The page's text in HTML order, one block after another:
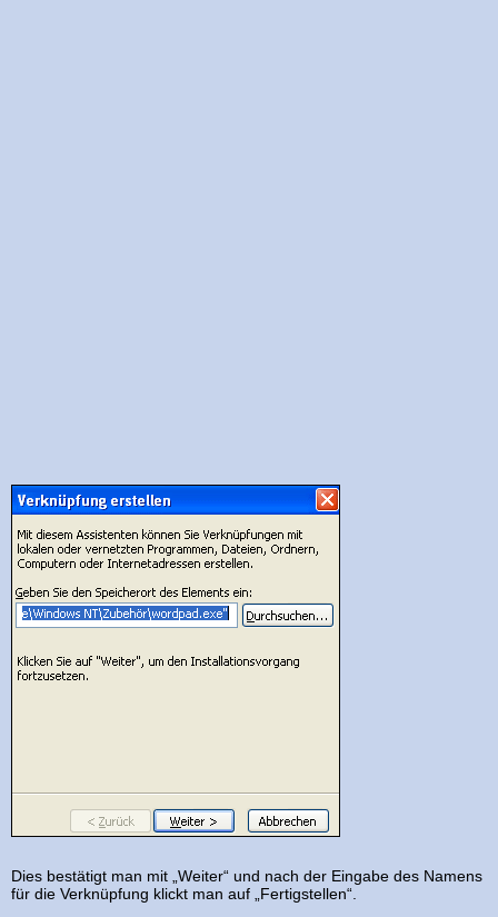
Dies bestätigt man mit „Weiter“ und nach der Eingabe des Namens
für die Verknüpfung klickt man auf „Fertigstellen“.